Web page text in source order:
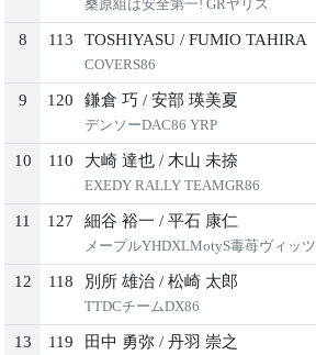
桑原組は安全第一! GRヤリス
8 113 TOSHIYASU / FUMIO TAHIRA
COVERS86
9 120 鎌倉 巧 / 安部 瑛美夏
デンソーDAC86 YRP
10 110 大崎 達也 / 木山 未捺
EXEDY RALLY TEAMGR86
11 127 細谷 裕一 / 平石 康仁
メープルYHDXLMotyS毒苺ヴィッツ
12 118 別所 雄治 / 松崎 太郎
TTDCチームDX86
13 119 田中 勇弥 / 丹羽 崇之